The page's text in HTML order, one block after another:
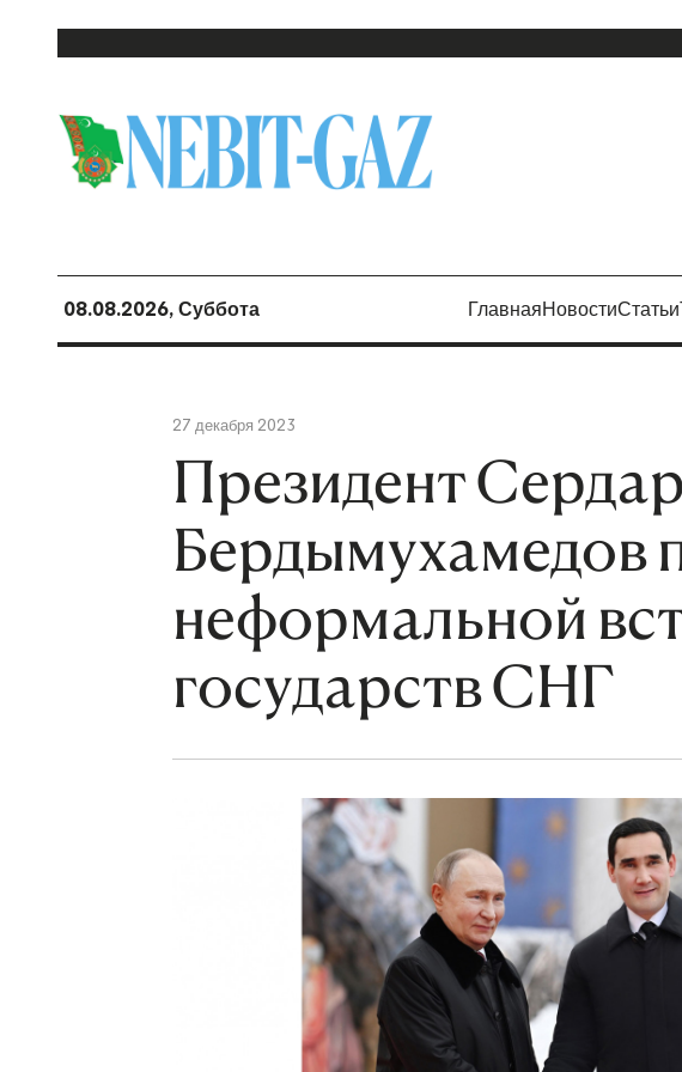
08.08.2026, Суббота ГлавнаяНовостиСтатьи
27 декабря 2023
Президент Сердар
Бердымухамедов
неформальной
государств СНГ